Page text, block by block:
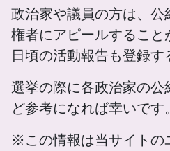
政治家や議員の方は、
権者にアピールすること
日頃の活動報告も登録す
選挙の際に各政治家の公
ど参考になれば幸いです。
※この情報は当サイトの